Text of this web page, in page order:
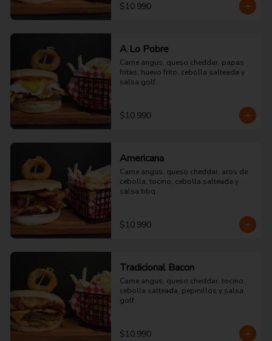
$10.990
A Lo Pobre
Carne angus, queso cheddar, papas
fritas, huevo frito, cebolla salteada y
salsa golf.
$10.990
Americana
Carne angus, queso cheddar, aros de
cebolla, tocino, cebolla salteada y
salsa bbq.
$10.990
Tradicional Bacon
Carne angus, queso cheddar, tocino,
cebolla salteada, pepinillos y salsa
golf.
$10.990